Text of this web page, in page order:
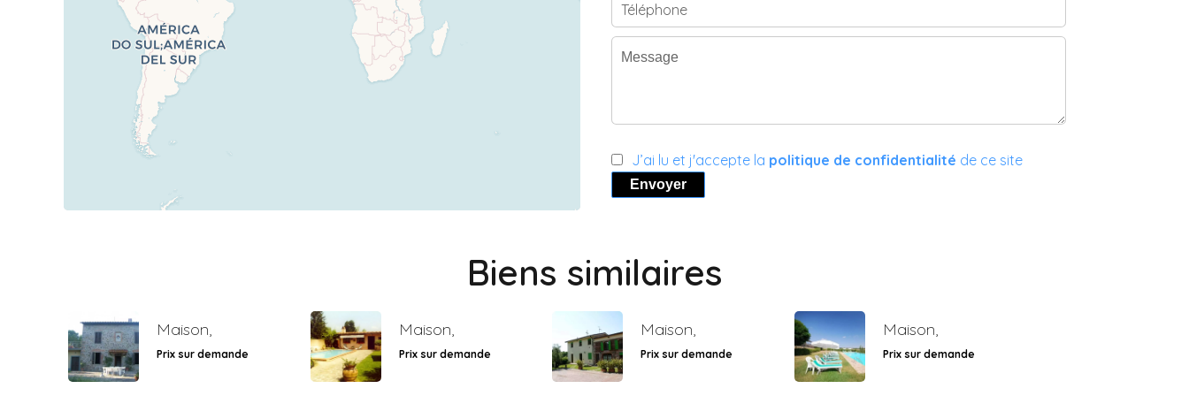
J’ai lu et j'accepte la politique de confidentialité de ce site
Envoyer
Biens similaires
Maison,
Prix sur demande
Maison,
Prix sur demande
Maison,
Prix sur demande
Maison,
Prix sur demande